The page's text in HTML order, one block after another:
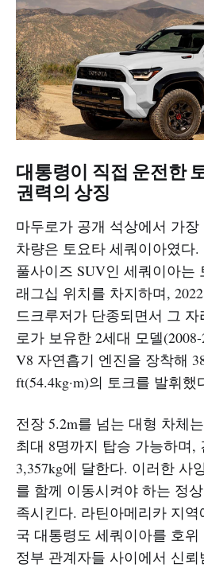
대통령이 직접 운전한
권력의 상징
마두로가 공개 석상에서 가
차량은 토요타 세쿼이아였다
풀사이즈 SUV인 세쿼이아는
래그십 위치를 차지하며,
드크루저가 단종되면서 그
로가 보유한 2세대 모델
V8 자연흡기 엔진을 장착해
ft(54.4kg·m)의 토크를 발휘했
전장 5.2m를 넘는 대형 차체
최대 8명까지 탑승 가능하며,
3,357kg에 달한다. 이러한 사
를 함께 이동시켜야 하는 정
족시킨다. 라틴아메리카 지
국 대통령도 세쿼이아를 호
정부 관계자들 사이에서 신